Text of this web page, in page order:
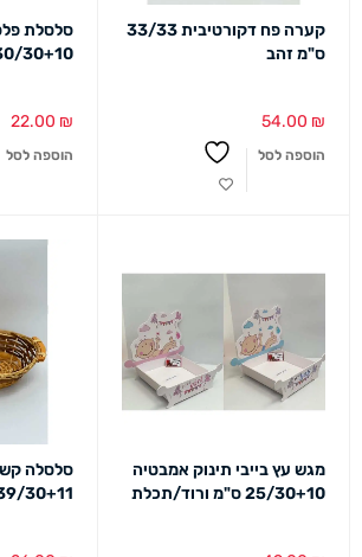
קערה פח דקורטיבית 33/33
ס"מ זהב
54.00 ₪
הוספה לסל
סלסלת
30/30+10 ס"מ חום/
22.00 ₪
הוספה לסל
מגש עץ בייבי תינוק אמבטיה
25/30+10 ס"מ ורוד/תכלת
סלסלה קש
39/30+11 ס"מ טבעי